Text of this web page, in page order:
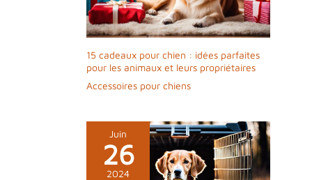
15 cadeaux pour chien : idées parfaites
pour les animaux et leurs propriétaires
Accessoires pour chiens
Juin
26
2024